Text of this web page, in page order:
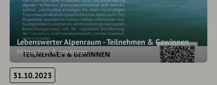
Lebenswerter Alpenraum - Teilnehmen & Gewinnen
Mitmachen & gewinnen
31.10.2023